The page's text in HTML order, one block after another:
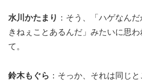
水川かたまり ：そう、「ハゲなん
きねぇことあるんだ」みたいに思
て。
鈴木もぐら ：そっか、それは同じ